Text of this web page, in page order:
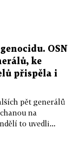
OSN
ke
přispěla i
pět generálů
na
to uvedli...